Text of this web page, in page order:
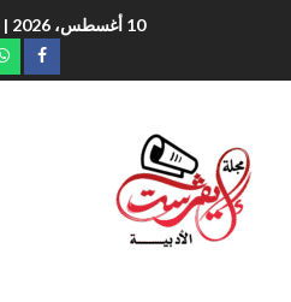
10 أغسطس، 2026 | ١١:٢٨:٣١ ص